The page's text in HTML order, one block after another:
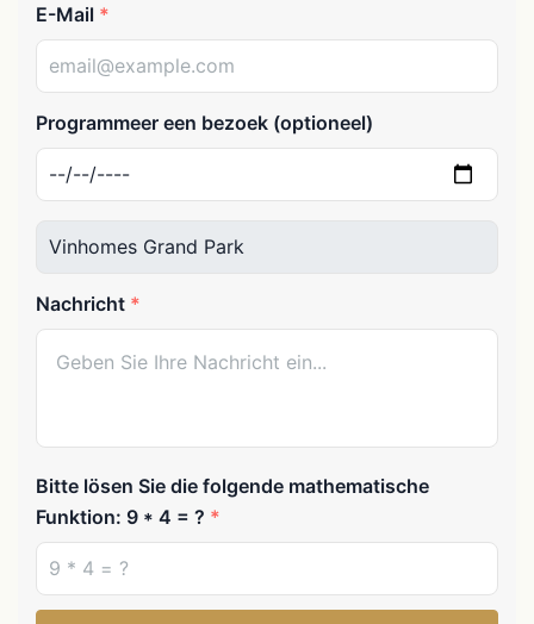
E-Mail
Programmeer een bezoek (optioneel)
Nachricht
Bitte lösen Sie die folgende mathematische
Funktion: 9 * 4 = ?